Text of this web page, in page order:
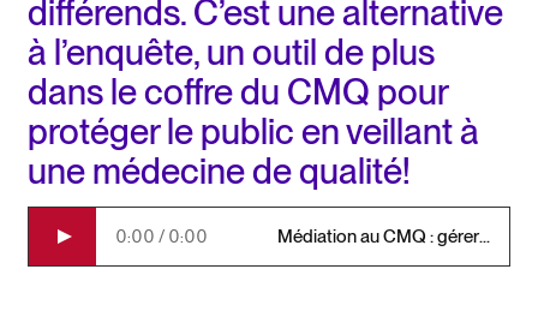
différends. C’est une alternative
à l’enquête, un outil de plus
dans le coffre du CMQ pour
protéger le public en veillant à
une médecine de qualité!
0:00 / 0:00 Médiation au CMQ : gérer les différends autrement | Résumé audio généré avec un outil d'IA